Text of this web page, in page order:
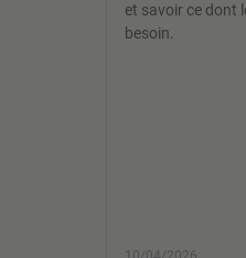
et savoir ce dont
besoin.